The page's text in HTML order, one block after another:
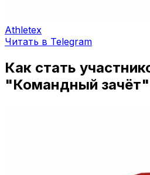
Athletex
Читать в Telegram
Как стать
"Командный